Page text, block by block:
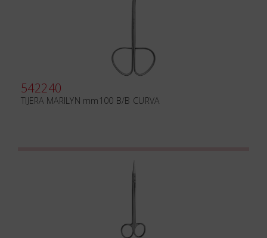
542240
TIJERA MARILYN mm100 B/B CURVA